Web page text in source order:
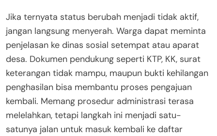
Jika ternyata status berubah menjadi tidak aktif,
jangan langsung menyerah. Warga dapat meminta
penjelasan ke dinas sosial setempat atau aparat
desa. Dokumen pendukung seperti KTP, KK, surat
keterangan tidak mampu, maupun bukti kehilangan
penghasilan bisa membantu proses pengajuan
kembali. Memang prosedur administrasi terasa
melelahkan, tetapi langkah ini menjadi satu-
satunya jalan untuk masuk kembali ke daftar